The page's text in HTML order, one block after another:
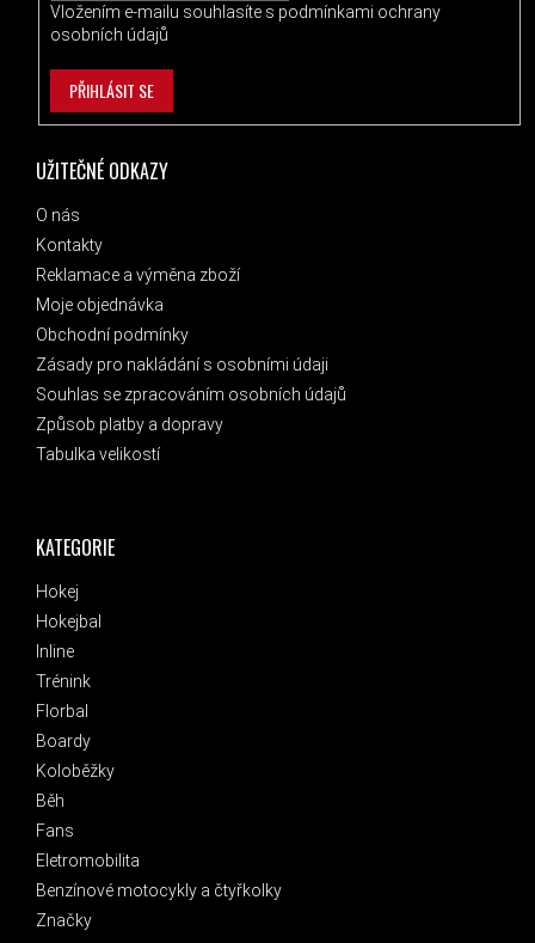
KATEGORIE
Hokej
Hokejbal
Inline
Trénink
Florbal
Boardy
Koloběžky
Běh
Fans
Eletromobilita
Benzínové motocykly a čtyřkolky
Značky
UŽITEČNÉ ODKAZY
O nás
Kontakty
Reklamace a výměna zboží
Moje objednávka
Obchodní podmínky
Zásady pro nakládání s osobními údaji
Souhlas se zpracováním osobních údajů
Způsob platby a dopravy
Tabulka velikostí
Vložením e-mailu souhlasíte s podmínkami ochrany
osobních údajů
PŘIHLÁSIT SE